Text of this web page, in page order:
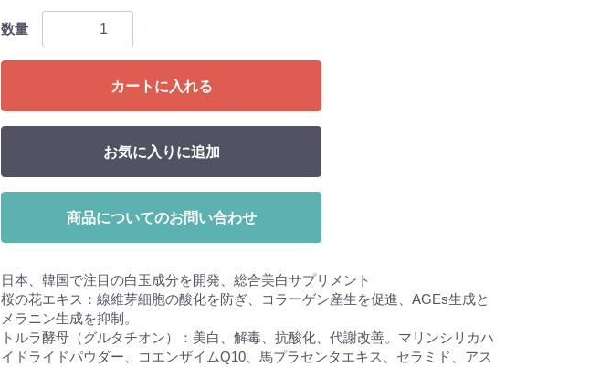
数量
カートに入れる
お気に入りに追加
商品についてのお問い合わせ
日本、韓国で注目の白玉成分を開発、総合美白サプリメント
桜の花エキス：線維芽細胞の酸化を防ぎ、コラーゲン産生を促進、AGEs生成と
メラニン生成を抑制。
トルラ酵母（グルタチオン）：美白、解毒、抗酸化、代謝改善。マリンシリカハ
イドライドパウダー、コエンザイムQ10、馬プラセンタエキス、セラミド、アス